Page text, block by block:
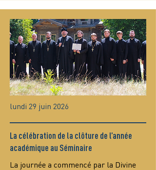
lundi 29 juin 2026
La célébration de la clôture de l’année
académique au Séminaire
La journée a commencé par la Divine